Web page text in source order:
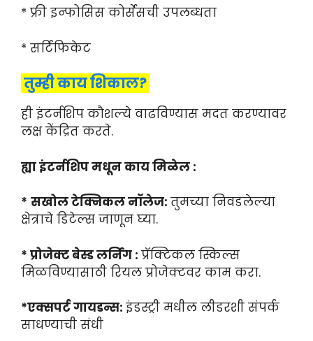
* फ्री इन्फोसिस कोर्सेसची उपलब्धता
* सर्टिफिकेट
तुम्ही काय शिकाल?
ही इंटर्नशिप कौशल्ये वाढविण्यास मदत करण्यावर
लक्ष केंद्रित करते.
ह्या इंटर्नशिप मधून काय मिळेल :
* सखोल टेक्निकल नॉलेज: तुमच्या निवडलेल्या
क्षेत्राचे डिटेल्स जाणून घ्या.
* प्रोजेक्ट बेस्ड लर्निंग : प्रॅक्टिकल स्किल्स
मिळविण्यासाठी रियल प्रोजेक्टवर काम करा.
*एक्सपर्ट गायडन्स: इंडस्ट्री मधील लीडरशी संपर्क
साधण्याची संधी